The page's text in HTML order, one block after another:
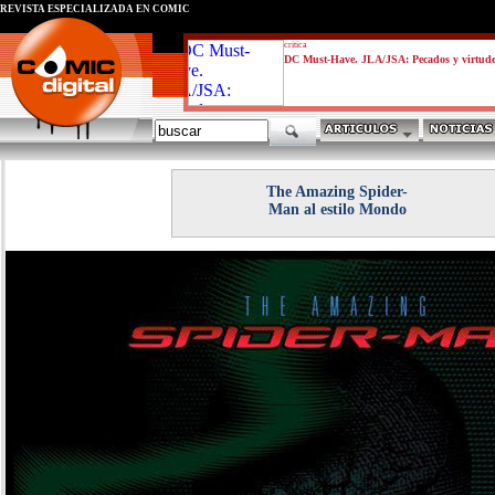
critica
DC Must-Have. JLA/JSA: Pecados y
REVISTA ESPECIALIZADA EN CÓMIC
The Amazing Spider-
Man al estilo Mondo